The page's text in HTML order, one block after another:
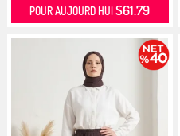
POUR AUJOURD HUI$61.79